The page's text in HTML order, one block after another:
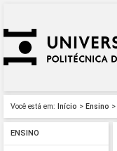
Você está em: Início > Ensino >
ENSINO